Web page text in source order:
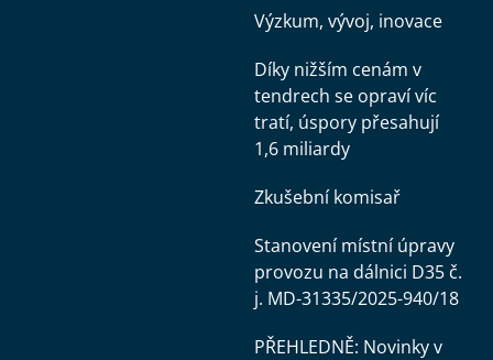
Výzkum, vývoj, inovace
Díky nižším cenám v
tendrech se opraví víc
tratí, úspory přesahují
1,6 miliardy
Zkušební komisař
Stanovení místní úpravy
provozu na dálnici D35 č.
j. MD-31335/2025-940/18
PŘEHLEDNĚ: Novinky v